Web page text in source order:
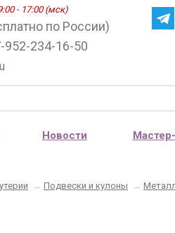
- 17:00 (мск)
по России)
952-234-16-50
Новости
→ Подвески и кулоны →